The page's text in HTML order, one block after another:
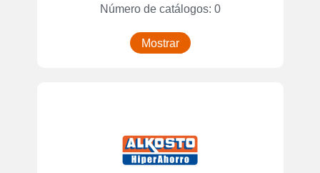
Número de catálogos: 0
Mostrar